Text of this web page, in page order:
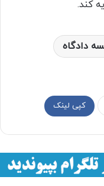
کند.
دادگاه
کپی لینک